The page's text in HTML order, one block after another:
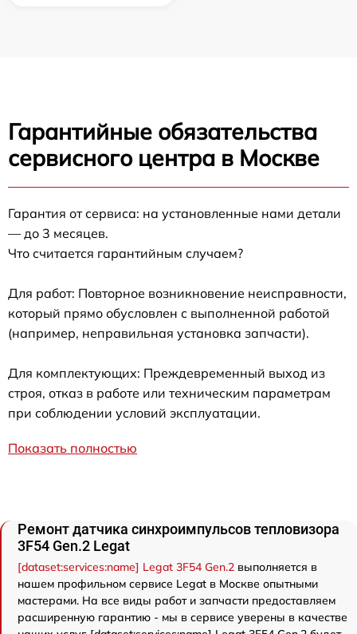
Гарантийные обязательства
сервисного центра в Москве
Гарантия от сервиса: на установленные нами детали
— до 3 месяцев.
Что считается гарантийным случаем?
Для работ: Повторное возникновение неисправности,
который прямо обусловлен с выполненной работой
(например, неправильная установка запчасти).
Для комплектующих: Преждевременный выход из
строя, отказ в работе или техническим параметрам
при соблюдении условий эксплуатации.
Показать полностью
Ремонт датчика синхроимпульсов тепловизора
3F54 Gen.2 Legat
[dataset:services:name] Legat 3F54 Gen.2 выполняется в
нашем профильном сервисе Legat в Москве опытными
мастерами. На все виды работ и запчасти предоставляем
расширенную гарантию - мы в сервисе уверены в качестве